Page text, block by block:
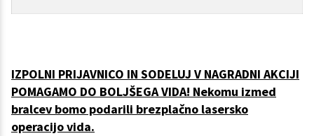
IZPOLNI PRIJAVNICO IN SODELUJ V NAGRADNI AKCIJI
POMAGAMO DO BOLJŠEGA VIDA! Nekomu izmed
bralcev bomo podarili brezplačno lasersko
operacijo vida.